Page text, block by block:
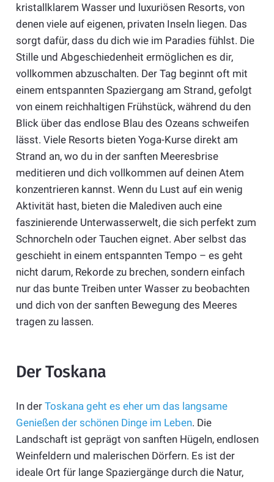
kristallklarem Wasser und luxuriösen Resorts, von
denen viele auf eigenen, privaten Inseln liegen. Das
sorgt dafür, dass du dich wie im Paradies fühlst. Die
Stille und Abgeschiedenheit ermöglichen es dir,
vollkommen abzuschalten. Der Tag beginnt oft mit
einem entspannten Spaziergang am Strand, gefolgt
von einem reichhaltigen Frühstück, während du den
Blick über das endlose Blau des Ozeans schweifen
lässt. Viele Resorts bieten Yoga-Kurse direkt am
Strand an, wo du in der sanften Meeresbrise
meditieren und dich vollkommen auf deinen Atem
konzentrieren kannst. Wenn du Lust auf ein wenig
Aktivität hast, bieten die Malediven auch eine
faszinierende Unterwasserwelt, die sich perfekt zum
Schnorcheln oder Tauchen eignet. Aber selbst das
geschieht in einem entspannten Tempo – es geht
nicht darum, Rekorde zu brechen, sondern einfach
nur das bunte Treiben unter Wasser zu beobachten
und dich von der sanften Bewegung des Meeres
tragen zu lassen.
Der Toskana
In der Toskana geht es eher um das langsame
Genießen der schönen Dinge im Leben. Die
Landschaft ist geprägt von sanften Hügeln, endlosen
Weinfeldern und malerischen Dörfern. Es ist der
ideale Ort für lange Spaziergänge durch die Natur,